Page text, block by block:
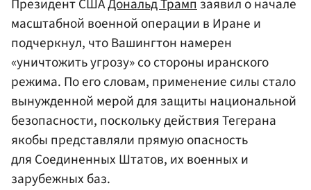
Президент СШАДональд Трампзаявил о начале
масштабной военной операции в Иране и
подчеркнул, что Вашингтон намерен
«уничтожить угрозу» со стороны иранского
режима. По его словам, применение силы стало
вынужденной мерой для защиты национальной
безопасности, поскольку действия Тегерана
якобы представляли прямую опасность
для Соединенных Штатов, их военных и
зарубежных баз.